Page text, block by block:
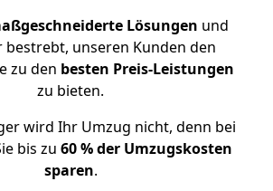
Lösungen und
bestrebt, unseren Kunden den
zu den besten Preis-Leistungen
zu bieten.
wird Ihr Umzug nicht, denn bei
bis zu 60 % der Umzugskosten
sparen.